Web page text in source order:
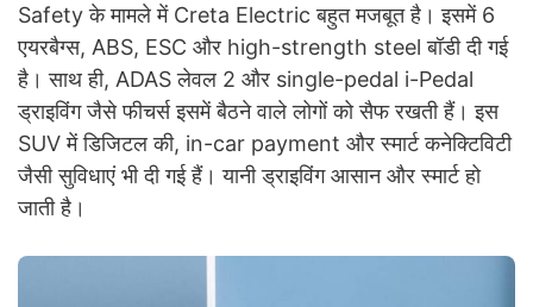
Safety के मामले में Creta Electric बहुत मजबूत है। इसमें 6
एयरबैग्स, ABS, ESC और high-strength steel बॉडी दी गई
है। साथ ही, ADAS लेवल 2 और single-pedal i-Pedal
ड्राइविंग जैसे फीचर्स इसमें बैठने वाले लोगों को सैफ रखती हैं। इस
SUV में डिजिटल की, in-car payment और स्मार्ट कनेक्टिविटी
जैसी सुविधाएं भी दी गई हैं। यानी ड्राइविंग आसान और स्मार्ट हो
जाती है।